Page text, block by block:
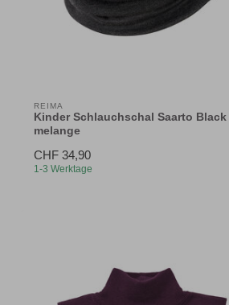
REIMA
Kinder Schlauchschal Saarto Black
melange
CHF 34,90
1-3 Werktage